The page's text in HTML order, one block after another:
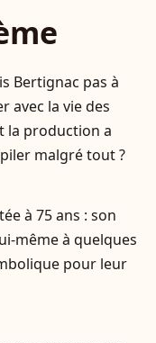
Bertignac pas à
avec la vie des
la production a
malgré tout ?
à 75 ans : son
même à quelques
pour leur